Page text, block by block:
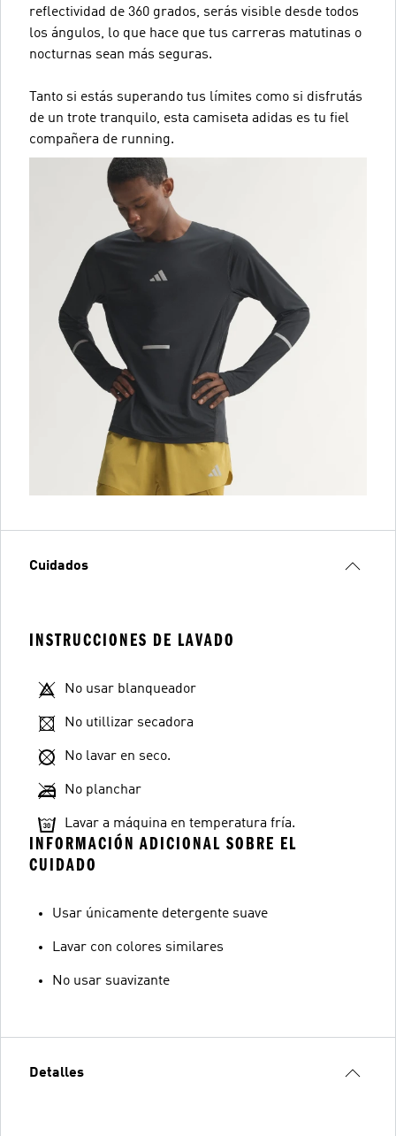
reflectividad de 360 grados, serás visible desde todos
los ángulos, lo que hace que tus carreras matutinas o
nocturnas sean más seguras.
Tanto si estás superando tus límites como si disfrutás
de un trote tranquilo, esta camiseta adidas es tu fiel
compañera de running.
Cuidados
INSTRUCCIONES DE LAVADO
No usar blanqueador
No utillizar secadora
No lavar en seco.
No planchar
Lavar a máquina en temperatura fría.
INFORMACIÓN ADICIONAL SOBRE EL
CUIDADO
Usar únicamente detergente suave
Lavar con colores similares
No usar suavizante
Detalles